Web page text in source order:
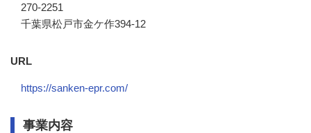
270-2251
千葉県松戸市金ケ作394-12
URL
https://sanken-epr.com/
事業内容